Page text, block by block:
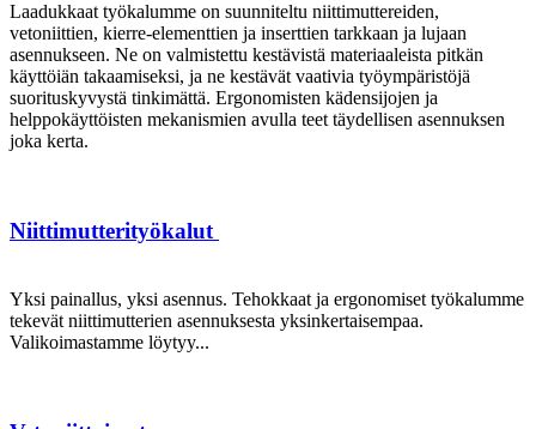
Laadukkaat työkalumme on suunniteltu niittimuttereiden,
vetoniittien, kierre-elementtien ja inserttien tarkkaan ja lujaan
asennukseen. Ne on valmistettu kestävistä materiaaleista pitkän
käyttöiän takaamiseksi, ja ne kestävät vaativia työympäristöjä
suorituskyvystä tinkimättä. Ergonomisten kädensijojen ja
helppokäyttöisten mekanismien avulla teet täydellisen asennuksen
joka kerta.
Niittimutterityökalut
Yksi painallus, yksi asennus. Tehokkaat ja ergonomiset työkalumme
tekevät niittimutterien asennuksesta yksinkertaisempaa.
Valikoimastamme löytyy...